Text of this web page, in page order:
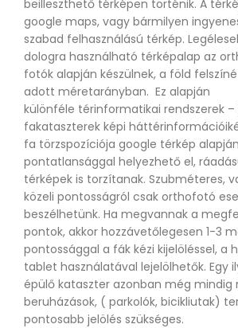
beilleszthető térképen történik. A
google maps, vagy bármilyen
szabad felhasználású térkép.
dologra használható térképalap az
fotók alapján készülnek, a föld
adott méretarányban. Ez alapján
különféle térinformatikai rendszerek –
fakataszterek képi
fa törzspozíciója google térkép
pontatlansággal helyezhető el,
térképek is torzítanak. Szubméteres,
közeli pontosságról csak orthofotó
beszélhetünk. Ha megvannak a
pontok, akkor hozzávetőlegesen 1-3
pontossággal a fák kézi kijelöléssel, a
tablet használatával lejelölhetők. Egy
épülő kataszter azonban még mindig
beruházások, ( parkolók, bicikliutak)
pontosabb jelölés szükséges.